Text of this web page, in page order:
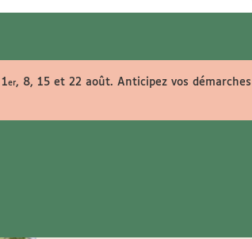
er, 8, 15 et 22 août. Anticipez vos